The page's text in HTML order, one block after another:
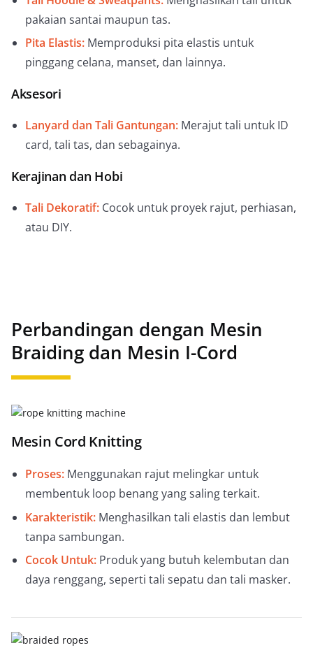
pakaian santai maupun tas.
Pita Elastis: Memproduksi pita elastis untuk
pinggang celana, manset, dan lainnya.
Aksesori
Lanyard dan Tali Gantungan: Merajut tali untuk ID
card, tali tas, dan sebagainya.
Kerajinan dan Hobi
Tali Dekoratif: Cocok untuk proyek rajut, perhiasan,
atau DIY.
Perbandingan dengan Mesin
Braiding dan Mesin I-Cord
Mesin Cord Knitting
Proses: Menggunakan rajut melingkar untuk
membentuk loop benang yang saling terkait.
Karakteristik: Menghasilkan tali elastis dan lembut
tanpa sambungan.
Cocok Untuk: Produk yang butuh kelembutan dan
daya renggang, seperti tali sepatu dan tali masker.